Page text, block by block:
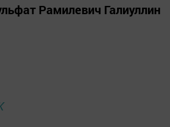
Рамилевич Галиуллин